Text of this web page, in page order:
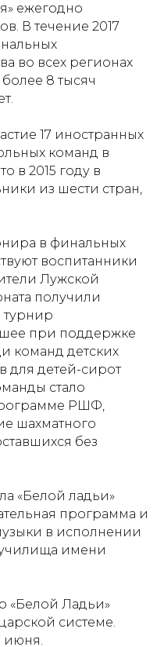
ежегодно
В течение 2017
во всех регионах
8 тысяч
17 иностранных
команд в
в 2015 году в
из шести стран,
в финальных
воспитанники
Лужской
получили
турнир
при поддержке
команд детских
для детей-сирот
стало
РШФ,
шахматного
без
«Белой ладьи»
программа и
в исполнении
имени
«Белой Ладьи»
системе.
июня.